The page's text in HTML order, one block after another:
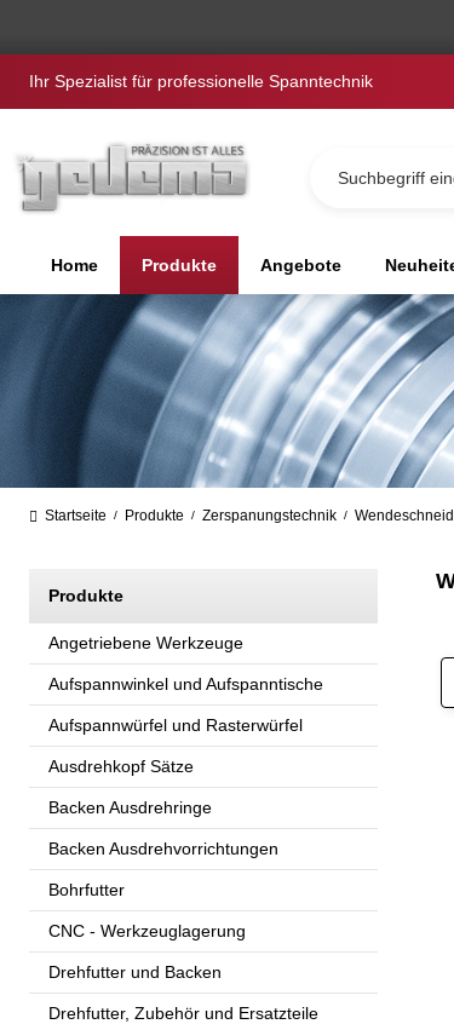
Ihr Spezialist für professionelle Spanntechnik
Home Produkte Angebote
Startseite / Produkte / Zerspanungstechnik /
Produkte
Angetriebene Werkzeuge
Aufspannwinkel und Aufspanntische
Aufspannwürfel und Rasterwürfel
Ausdrehkopf Sätze
Backen Ausdrehringe
Backen Ausdrehvorrichtungen
Bohrfutter
CNC - Werkzeuglagerung
Drehfutter und Backen
Drehfutter, Zubehör und Ersatzteile